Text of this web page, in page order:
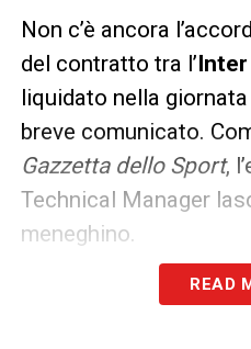
Non c’è ancora
del contratto tra l’Inter
liquidato nella
breve comunicato.
Gazzetta dello Sport,
Technical Manager
meneghino.
Conte,
READ